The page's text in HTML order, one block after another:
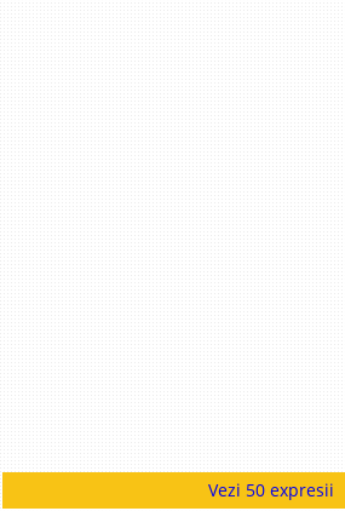
Vezi 50 expresii